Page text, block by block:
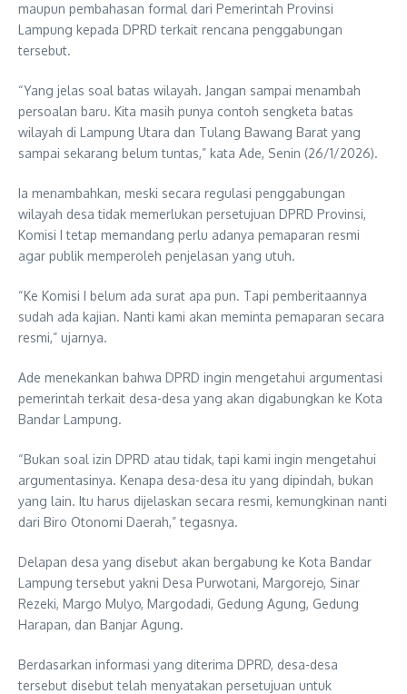
maupun pembahasan formal dari Pemerintah Provinsi
Lampung kepada DPRD terkait rencana penggabungan
tersebut.
“Yang jelas soal batas wilayah. Jangan sampai menambah
persoalan baru. Kita masih punya contoh sengketa batas
wilayah di Lampung Utara dan Tulang Bawang Barat yang
sampai sekarang belum tuntas,” kata Ade, Senin (26/1/2026).
Ia menambahkan, meski secara regulasi penggabungan
wilayah desa tidak memerlukan persetujuan DPRD Provinsi,
Komisi I tetap memandang perlu adanya pemaparan resmi
agar publik memperoleh penjelasan yang utuh.
“Ke Komisi I belum ada surat apa pun. Tapi pemberitaannya
sudah ada kajian. Nanti kami akan meminta pemaparan secara
resmi,” ujarnya.
Ade menekankan bahwa DPRD ingin mengetahui argumentasi
pemerintah terkait desa-desa yang akan digabungkan ke Kota
Bandar Lampung.
“Bukan soal izin DPRD atau tidak, tapi kami ingin mengetahui
argumentasinya. Kenapa desa-desa itu yang dipindah, bukan
yang lain. Itu harus dijelaskan secara resmi, kemungkinan nanti
dari Biro Otonomi Daerah,” tegasnya.
Delapan desa yang disebut akan bergabung ke Kota Bandar
Lampung tersebut yakni Desa Purwotani, Margorejo, Sinar
Rezeki, Margo Mulyo, Margodadi, Gedung Agung, Gedung
Harapan, dan Banjar Agung.
Berdasarkan informasi yang diterima DPRD, desa-desa
tersebut disebut telah menyatakan persetujuan untuk